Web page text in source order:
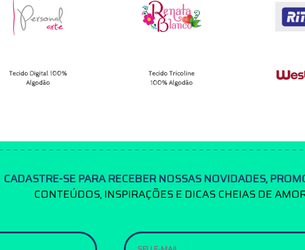
CADASTRE-SE PARA RECEBER NOSSAS NOVIDADES,
CONTEÚDOS, INSPIRAÇÕES E DICAS CHEIAS DE